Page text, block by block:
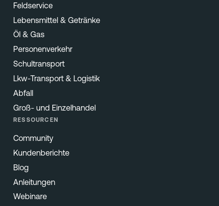
Feldservice
Lebensmittel & Getränke
Öl & Gas
Personenverkehr
Schultransport
Lkw-Transport & Logistik
Abfall
Groß- und Einzelhandel
RESSOURCEN
Community
Kundenberichte
Blog
Anleitungen
Webinare